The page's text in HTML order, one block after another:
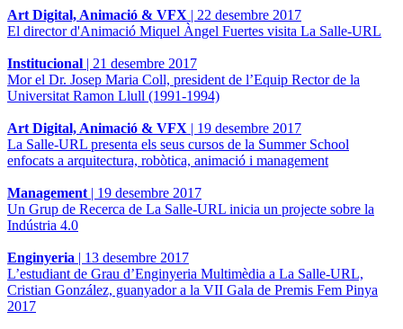
Art Digital, Animació & VFX | 22 desembre 2017
El director d'Animació Miquel Àngel Fuertes visita La Salle-URL
Institucional | 21 desembre 2017
Mor el Dr. Josep Maria Coll, president de l’Equip Rector de la
Universitat Ramon Llull (1991-1994)
Art Digital, Animació & VFX | 19 desembre 2017
La Salle-URL presenta els seus cursos de la Summer School
enfocats a arquitectura, robòtica, animació i management
Management | 19 desembre 2017
Un Grup de Recerca de La Salle-URL inicia un projecte sobre la
Indústria 4.0
Enginyeria | 13 desembre 2017
L’estudiant de Grau d’Enginyeria Multimèdia a La Salle-URL,
Cristian González, guanyador a la VII Gala de Premis Fem Pinya
2017